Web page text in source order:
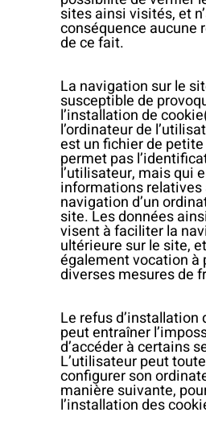
sites ainsi visités, et
conséquence aucune
de ce fait.
La navigation sur le
susceptible de
l’installation de
l’ordinateur de
est un fichier de
permet pas
l’utilisateur, mais qui
informations relatives
navigation d’un
site. Les données
visent à faciliter la
ultérieure sur le site,
également vocation à
diverses mesures de
Le refus d’installation
peut entraîner
d’accéder à certains
L’utilisateur peut
configurer son
manière suivante,
l’installation des